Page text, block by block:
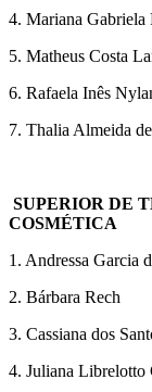
4. Mariana Gabriela
5. Matheus Costa
6. Rafaela Inês
7. Thalia Almeida
SUPERIOR DE
COSMÉTICA
1. Andressa Garcia
2. Bárbara Rech
3. Cassiana dos
4. Juliana Librelotto